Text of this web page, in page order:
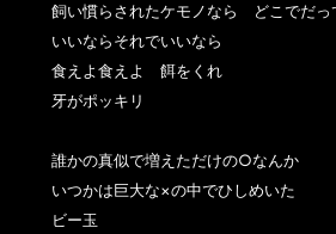
飼い慣らされたケモノなら　どこでだっ
いいならそれでいいなら
食えよ食えよ　餌をくれ
牙がポッキリ
誰かの真似で増えただけの○なんか
いつかは巨大な×の中でひしめいた
ビー玉